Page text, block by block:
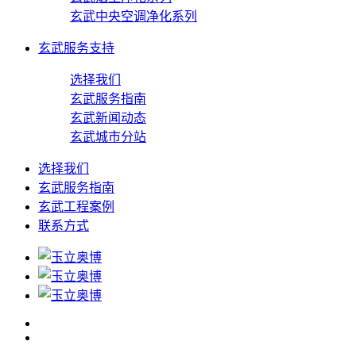
玄武中央空调净化系列
玄武服务支持
选择我们
玄武服务指南
玄武新闻动态
玄武城市分站
选择我们
玄武服务指南
玄武工程案例
联系方式